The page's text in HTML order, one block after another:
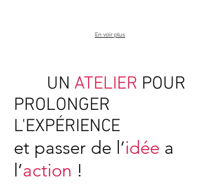
En voir plus
UN ATELIER POUR
PROLONGER
L'EXPÉRIENCE
et passer de l’idée a
l’action !